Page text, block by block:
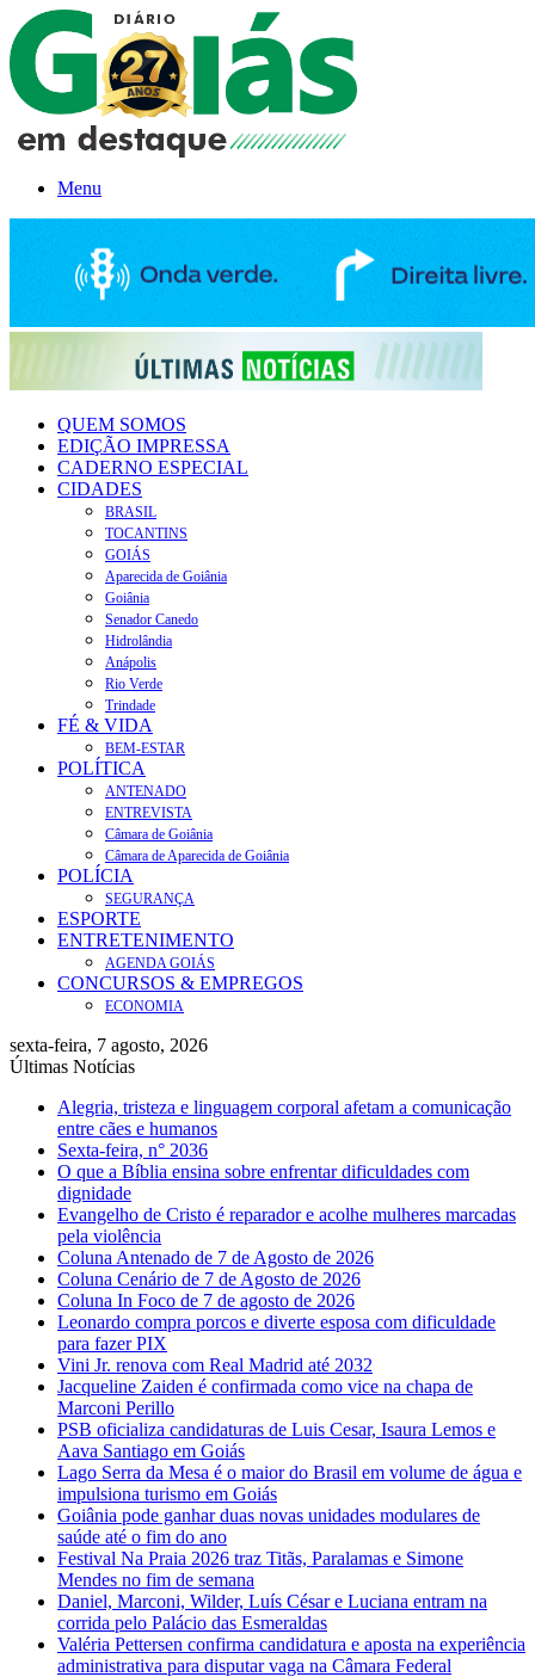
Menu
QUEM SOMOS
EDIÇÃO IMPRESSA
CADERNO ESPECIAL
CIDADES
BRASIL
TOCANTINS
GOIÁS
Aparecida de Goiânia
Goiânia
Senador Canedo
Hidrolândia
Anápolis
Rio Verde
Trindade
FÉ & VIDA
BEM-ESTAR
POLÍTICA
ANTENADO
ENTREVISTA
Câmara de Goiânia
Câmara de Aparecida de Goiânia
POLÍCIA
SEGURANÇA
ESPORTE
ENTRETENIMENTO
AGENDA GOIÁS
CONCURSOS & EMPREGOS
ECONOMIA
sexta-feira, 7 agosto, 2026
Últimas Notícias
Alegria, tristeza e linguagem corporal afetam a comunicação
entre cães e humanos
Sexta-feira, n° 2036
O que a Bíblia ensina sobre enfrentar dificuldades com
dignidade
Evangelho de Cristo é reparador e acolhe mulheres marcadas
pela violência
Coluna Antenado de 7 de Agosto de 2026
Coluna Cenário de 7 de Agosto de 2026
Coluna In Foco de 7 de agosto de 2026
Leonardo compra porcos e diverte esposa com dificuldade
para fazer PIX
Vini Jr. renova com Real Madrid até 2032
Jacqueline Zaiden é confirmada como vice na chapa de
Marconi Perillo
PSB oficializa candidaturas de Luis Cesar, Isaura Lemos e
Aava Santiago em Goiás
Lago Serra da Mesa é o maior do Brasil em volume de água e
impulsiona turismo em Goiás
Goiânia pode ganhar duas novas unidades modulares de
saúde até o fim do ano
Festival Na Praia 2026 traz Titãs, Paralamas e Simone
Mendes no fim de semana
Daniel, Marconi, Wilder, Luís César e Luciana entram na
corrida pelo Palácio das Esmeraldas
Valéria Pettersen confirma candidatura e aposta na experiência
administrativa para disputar vaga na Câmara Federal